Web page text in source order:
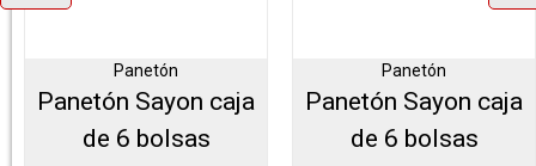
Panetón
Panetón Sayon caja
de 6 bolsas
Panetón
Panetón Sayon caja
de 6 bolsas